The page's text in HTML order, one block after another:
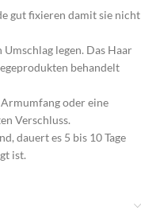
gut fixieren damit sie nicht
legen. Das Haar
behandelt
oder eine
Verschluss.
dauert es 5 bis 10 Tage
ist.